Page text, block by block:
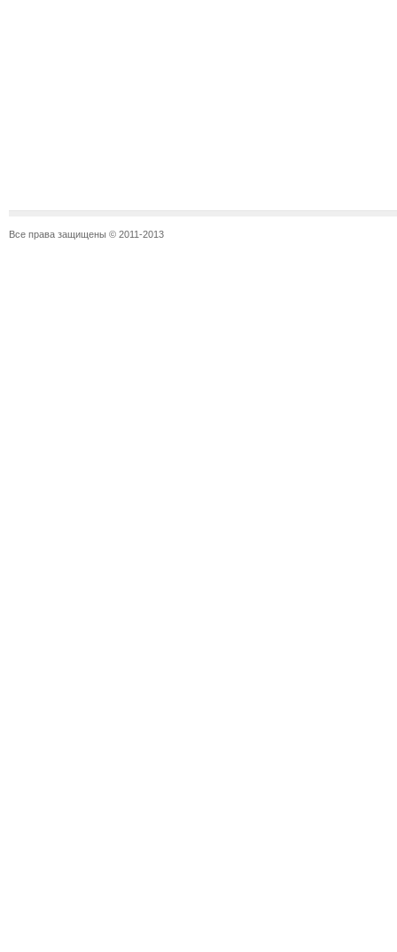
Все права защищены © 2011-2013